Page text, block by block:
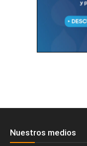
Nuestros medios